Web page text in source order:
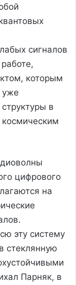
сигналов
которым
уже
в
космическим
цифрового
на
эту систему
стеклянную
Парняк, в